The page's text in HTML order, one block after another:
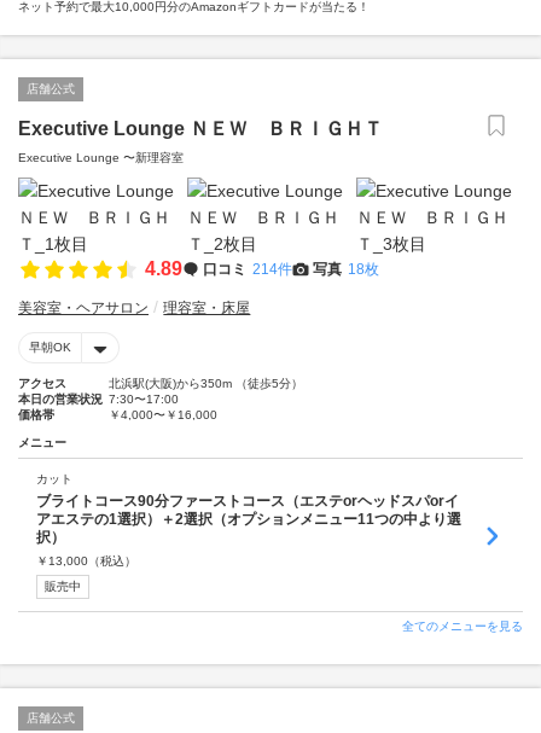
ネット予約で最大10,000円分のAmazonギフトカードが当たる！
店舗公式
Executive Lounge ＮＥＷ ＢＲＩＧＨＴ
Executive Lounge 〜新理容室
4.89 口コミ 214件 写真 18枚
美容室・ヘアサロン 理容室・床屋
早朝OK
アクセス
北浜駅(大阪)から350m （徒歩5分）
本日の営業状況 7:30〜17:00
価格帯
￥4,000〜￥16,000
メニュー
カット
ブライトコース90分ファーストコース（エステorヘッドスパorイ
アエステの1選択）＋2選択（オプションメニュー11つの中より選
択）
￥ 13,000 （税込）
販売中
全てのメニューを見る
店舗公式